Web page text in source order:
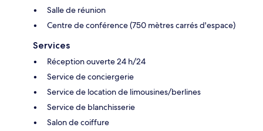
Salle de réunion
Centre de conférence (750 mètres carrés d'espace)
Services
Réception ouverte 24 h/24
Service de conciergerie
Service de location de limousines/berlines
Service de blanchisserie
Salon de coiffure